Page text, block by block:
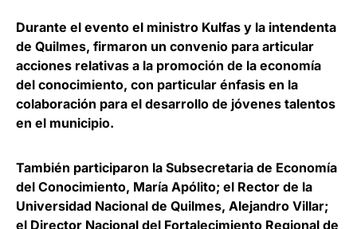
Durante el evento el ministro Kulfas y la intendenta
de Quilmes, firmaron un convenio para articular
acciones relativas a la promoción de la economía
del conocimiento, con particular énfasis en la
colaboración para el desarrollo de jóvenes talentos
en el municipio.
También participaron la Subsecretaria de Economía
del Conocimiento, María Apólito; el Rector de la
Universidad Nacional de Quilmes, Alejandro Villar;
el Director Nacional del Fortalecimiento Regional de